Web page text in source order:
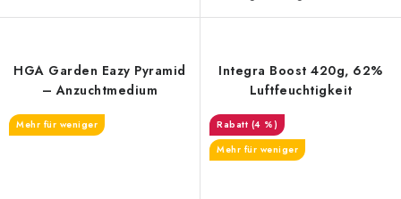
HGA Garden Eazy Pyramid
– Anzuchtmedium
Mehr für weniger
Integra Boost 420g, 62%
Luftfeuchtigkeit
(4 %)
Mehr für weniger